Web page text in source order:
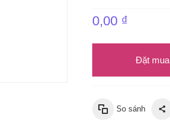
0,00 ₫
Đặt mua
So sánh